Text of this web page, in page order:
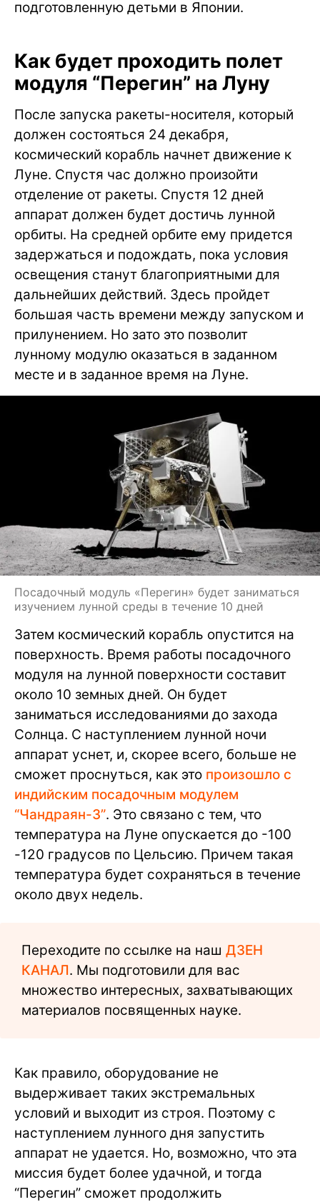
подготовленную детьми в Японии.
Как будет проходить полет
модуля “Перегин” на Луну
После запуска ракеты-носителя, который
должен состояться 24 декабря,
космический корабль начнет движение к
Луне. Спустя час должно произойти
отделение от ракеты. Спустя 12 дней
аппарат должен будет достичь лунной
орбиты. На средней орбите ему придется
задержаться и подождать, пока условия
освещения станут благоприятными для
дальнейших действий. Здесь пройдет
большая часть времени между запуском и
прилунением. Но зато это позволит
лунному модулю оказаться в заданном
месте и в заданное время на Луне.
Посадочный модуль «Перегин» будет заниматься
изучением лунной среды в течение 10 дней
Затем космический корабль опустится на
поверхность. Время работы посадочного
модуля на лунной поверхности составит
около 10 земных дней. Он будет
заниматься исследованиями до захода
Солнца. С наступлением лунной ночи
аппарат уснет, и, скорее всего, больше не
сможет проснуться, как это произошло с
индийским посадочным модулем
“Чандраян-3”. Это связано с тем, что
температура на Луне опускается до -100
-120 градусов по Цельсию. Причем такая
температура будет сохраняться в течение
около двух недель.
Переходите по ссылке на наш ДЗЕН
КАНАЛ. Мы подготовили для вас
множество интересных, захватывающих
материалов посвященных науке.
Как правило, оборудование не
выдерживает таких экстремальных
условий и выходит из строя. Поэтому с
наступлением лунного дня запустить
аппарат не удается. Но, возможно, что эта
миссия будет более удачной, и тогда
“Перегин” сможет продолжить